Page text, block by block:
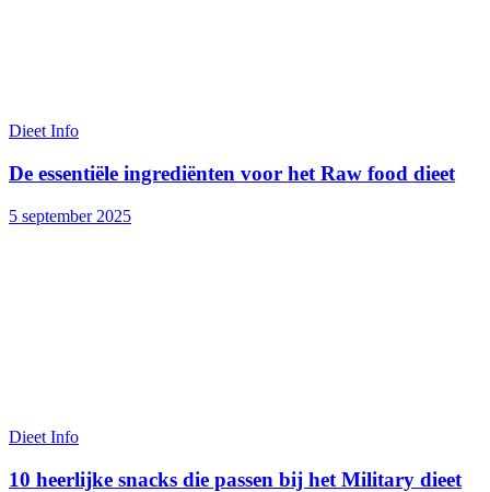
Dieet Info
De essentiële ingrediënten voor het Raw food dieet
5 september 2025
Dieet Info
10 heerlijke snacks die passen bij het Military dieet